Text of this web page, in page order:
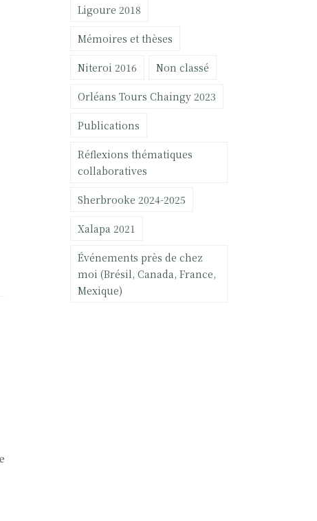
Ligoure 2018
Mémoires et thèses
Niteroi 2016 Non classé
Orléans Tours Chaingy 2023
Publications
Réflexions thématiques
collaboratives
Sherbrooke 2024-2025
Xalapa 2021
Événements près de chez
moi (Brésil, Canada, France,
Mexique)